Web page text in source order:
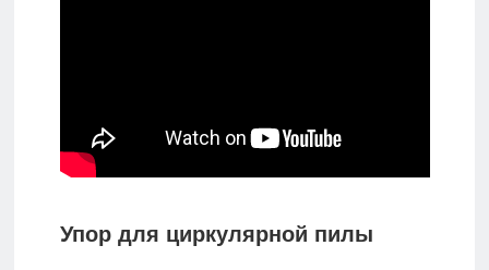
Упор для циркулярной пилы